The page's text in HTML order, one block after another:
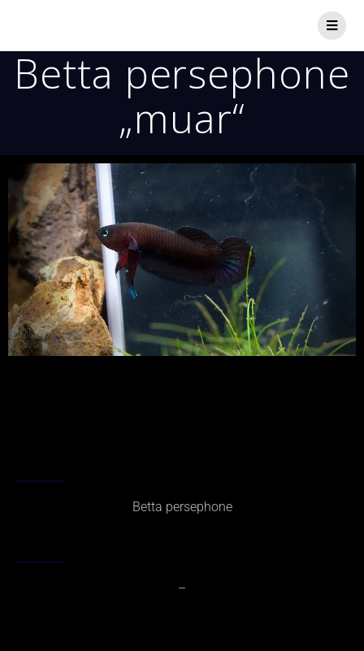
Betta persephone
„muar“
Betta persephone
–